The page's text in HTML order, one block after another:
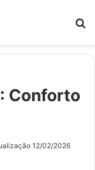
Conforto
12/02/2026